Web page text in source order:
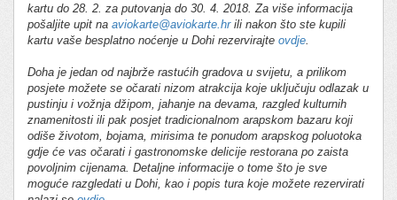
kartu do 28. 2. za putovanja do 30. 4. 2018. Za više informacija
pošaljite upit na aviokarte@aviokarte.hrili nakon što ste kupili
kartu vaše besplatno noćenje u Dohi rezervirajte ovdje
Doha je jedan od najbrže rastućih gradova u svijetu, a prilikom
posjete možete se očarati nizom atrakcija koje uključuju odlazak u
pustinju i vožnja džipom, jahanje na devama, razgled kulturnih
znamenitosti ili pak posjet tradicionalnom arapskom bazaru koji
odiše životom, bojama, mirisima te ponudom arapskog poluotoka
gdje će vas očarati i gastronomske delicije restorana po zaista
povoljnim cijenama. Detaljne informacije o tome što je sve
moguće razgledati u Dohi, kao i popis tura koje možete rezervirati